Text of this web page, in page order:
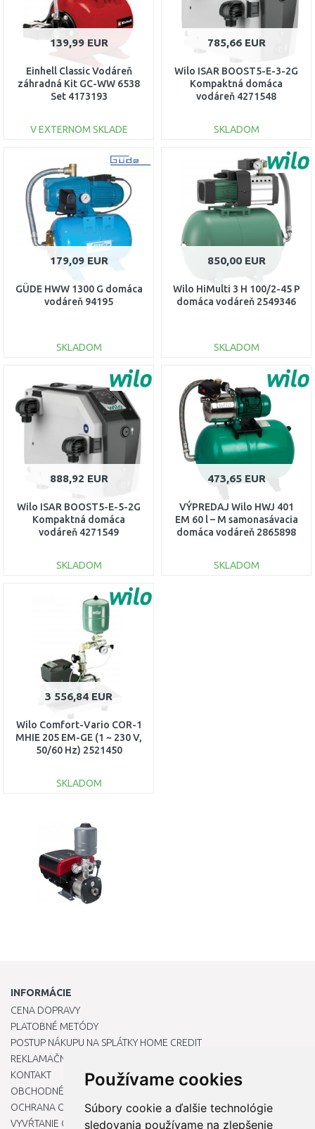
Používame cookies
Súbory cookie a ďalšie technológie
sledovania používame na zlepšenie
139,99 EUR
Einhell Classic Vodáreň
záhradná Kit GC-WW 6538
Set 4173193
V EXTERNOM SKLADE
DO KOŠÍKA
Porovnať
785,66 EUR
Wilo ISAR BOOST5-E-3-2G
Kompaktná domáca
vodáreň 4271548
SKLADOM
DO KOŠÍKA
Porovnať
179,09 EUR
GÜDE HWW 1300 G domáca
vodáreň 94195
SKLADOM
DO KOŠÍKA
Porovnať
850,00 EUR
Wilo HiMulti 3 H 100/2-45 P
domáca vodáreň 2549346
SKLADOM
DO KOŠÍKA
Porovnať
888,92 EUR
Wilo ISAR BOOST5-E-5-2G
Kompaktná domáca
vodáreň 4271549
SKLADOM
DO KOŠÍKA
Porovnať
473,65 EUR
VÝPREDAJ Wilo HWJ 401
EM 60 l – M samonasávacia
domáca vodáreň 2865898
SKLADOM
3 556,84 EUR
Wilo Comfort-Vario COR-1
MHIE 205 EM-GE (1 ~ 230 V,
50/60 Hz) 2521450
SKLADOM
Porovnať
INFORMÁCIE
CENA DOPRAVY
PLATOBNÉ METÓDY
POSTUP NÁKUPU NA SPLÁTKY HOME CREDIT
REKLAMAČNÝ PORIADOK
KONTAKT
OBCHODNÉ PODMIENKY
OCHRANA OSOBNÝCH ÚDAJOV
VYVŔTANIE OTVORU DO DREZU PRE KUCHYNSKÚ BATÉRIU